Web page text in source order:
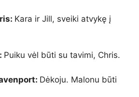
Kara ir Jill, sveiki atvykę į
Puiku vėl būti su tavimi, Chris.
Dėkoju. Malonu būti